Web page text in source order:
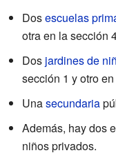
Dosescuelas
otra en la sección
Dos jardines de
sección 1 y otro
Unasecundaria
Además, hay dos
niños privados.